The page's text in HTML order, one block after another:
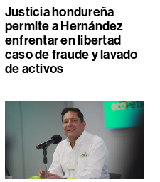
Justicia hondureña
permite a Hernández
enfrentar en libertad
caso de fraude y lavado
de activos